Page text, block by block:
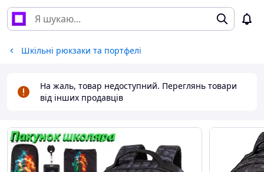
Шкільні рюкзаки та портфелі
На жаль, товар недоступний. Переглянь товари
від інших продавців